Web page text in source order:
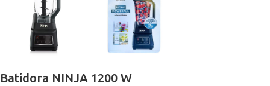
Batidora NINJA 1200 W